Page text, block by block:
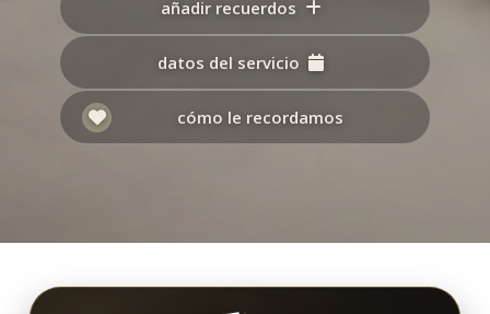
añadir recuerdos
datos del servicio
cómo le recordamos